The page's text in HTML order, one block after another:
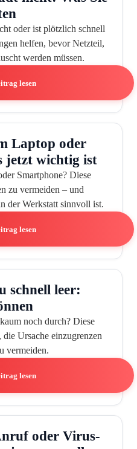
oder ist plötzlich schnell
helfen, bevor Netzteil,
werden müssen.
lesen
Laptop oder
jetzt wichtig ist
Smartphone? Diese
zu vermeiden – und
der Werkstatt sinnvoll ist.
lesen
schnell leer:
noch durch? Diese
Ursache einzugrenzen
vermeiden.
lesen
oder Virus-